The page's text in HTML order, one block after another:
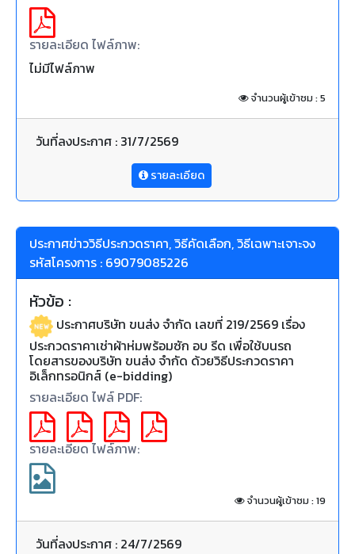
รายละเอียด ไฟล์ภาพ:
ไม่มีไฟล์ภาพ
จำนวนผู้เข้าชม : 5
วันที่ลงประกาศ : 31/7/2569
รายละเอียด
ประกาศข่าววิธีประกวดราคา, วิธีคัดเลือก, วิธีเฉพาะเจาะจง
รหัสโครงการ : 69079085226
หัวข้อ :
ประกาศบริษัท ขนส่ง จำกัด เลขที่ 219/2569 เรื่อง
ประกวดราคาเช่าผ้าห่มพร้อมซัก อบ รีด เพื่อใช้บนรถ
โดยสารของบริษัท ขนส่ง จำกัด ด้วยวิธีประกวดราคา
อิเล็กทรอนิกส์ (e-bidding)
รายละเอียด ไฟล์ PDF:
รายละเอียด ไฟล์ภาพ:
จำนวนผู้เข้าชม : 19
วันที่ลงประกาศ : 24/7/2569